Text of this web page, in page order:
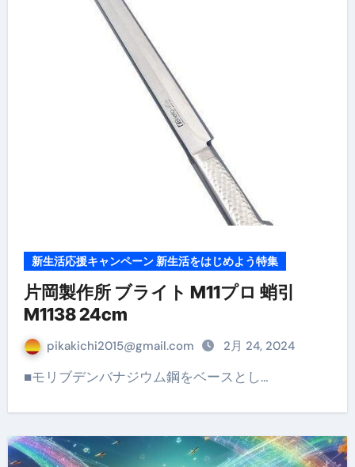
新生活応援キャンペーン 新生活をはじめよう特集
片岡製作所 ブライト M11プロ 蛸引
M1138 24cm
pikakichi2015@gmail.com 2月 24, 2024
■モリブデンバナジウム鋼をベースとし…